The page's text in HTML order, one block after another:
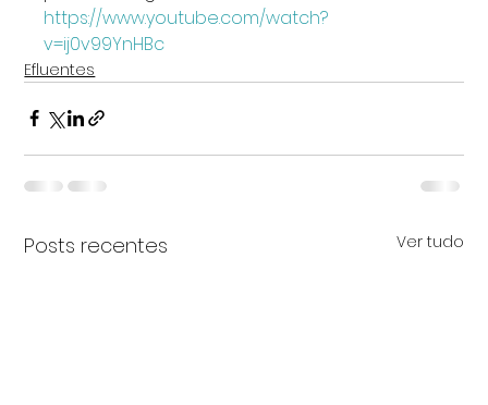
https://www.youtube.com/watch?
v=ij0v99YnHBc
Efluentes
Posts recentes Ver tudo